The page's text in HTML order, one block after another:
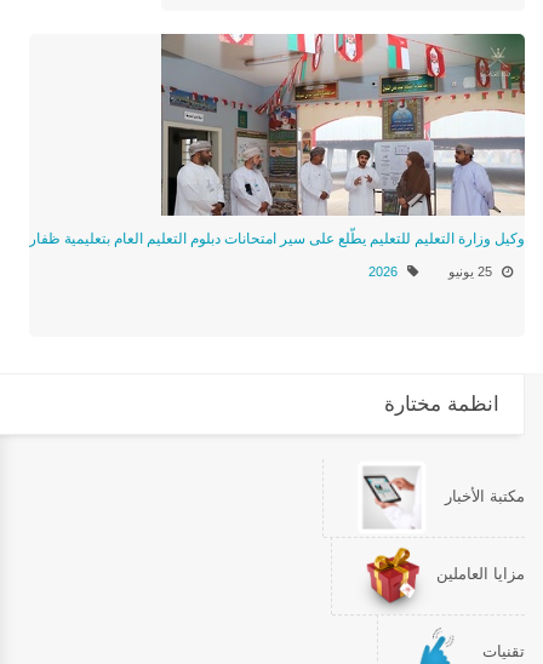
وكيل وزارة التعليم للتعليم يطّلع على سير امتحانات دبلوم التعليم العام بتعليمية ظفار
25 يونيو 2026
انظمة مختارة
مكتبة الأخبار
مزايا العاملين
تقنيات